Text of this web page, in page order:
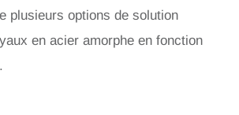
plusieurs options de solution
en acier amorphe en fonction